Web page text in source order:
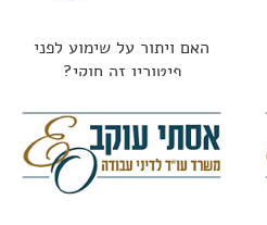
האם ויתור על שימוע לפני
פיטורין זה חוקי?